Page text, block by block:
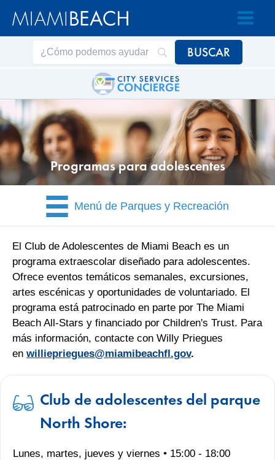
Saltar
contenido
Saltar
contenido
Programas para adolescentes
Menú de Parques y Recreación
El Club de Adolescentes de Miami Beach es un
programa extraescolar diseñado para adolescentes.
Ofrece eventos temáticos semanales, excursiones,
artes escénicas y oportunidades de voluntariado. El
programa está patrocinado en parte por The Miami
Beach All-Stars y financiado por Children's Trust. Para
más información, contacte con Willy Priegues
en williepriegues@miamibeachfl.gov.
Club de adolescentes del parque
North Shore:
Lunes, martes, jueves y viernes • 15:00 - 18:00